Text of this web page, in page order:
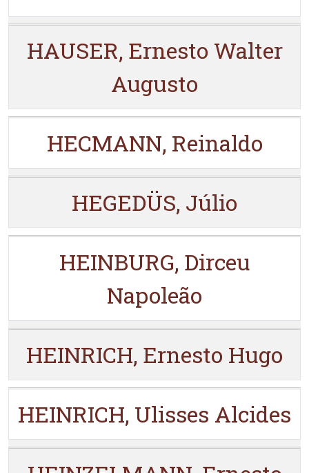
HAUSER, Ernesto Walter
Augusto
HECMANN, Reinaldo
HEGEDÜS, Júlio
HEINBURG, Dirceu
Napoleão
HEINRICH, Ernesto Hugo
HEINRICH, Ulisses Alcides